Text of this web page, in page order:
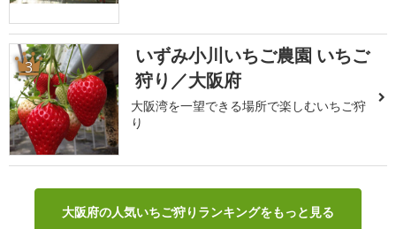
3
いずみ小川いちご農園 いちご
狩り／大阪府
大阪湾を一望できる場所で楽しむいちご狩
り
大阪府の人気いちご狩りランキングをもっと見る